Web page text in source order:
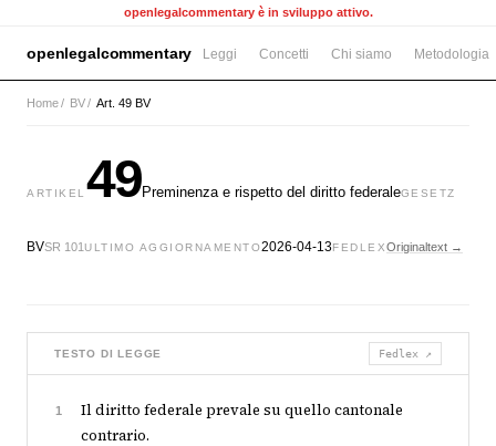
openlegalcommentary è in sviluppo attivo.
openlegalcommentary Leggi Concetti Chi siamo Metodologia
Home/ BV/ Art. 49 BV
ARTIKEL 49Preminenza e rispetto del diritto federaleGESETZ
BVSR 101ULTIMO AGGIORNAMENTO2026-04-13FEDLEXOriginaltext →
TESTO DI LEGGE Fedlex ↗
1
Il diritto federale prevale su quello cantonale
contrario.